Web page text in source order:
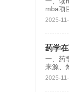
mba项
2025-
药学
一、药
来源、
2025-